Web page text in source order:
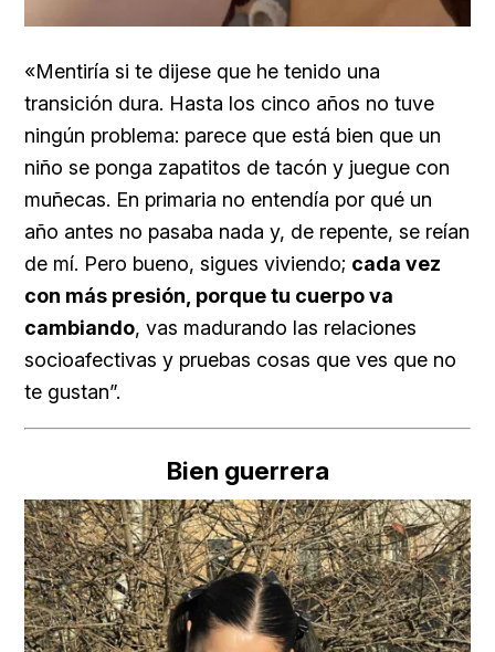
«Mentiría si te dijese que he tenido una
transición dura. Hasta los cinco años no tuve
ningún problema: parece que está bien que un
niño se ponga zapatitos de tacón y juegue con
muñecas. En primaria no entendía por qué un
año antes no pasaba nada y, de repente, se reían
de mí. Pero bueno, sigues viviendo; cada vez
con más presión, porque tu cuerpo va
cambiando, vas madurando las relaciones
socioafectivas y pruebas cosas que ves que no
te gustan”.
Bien guerrera